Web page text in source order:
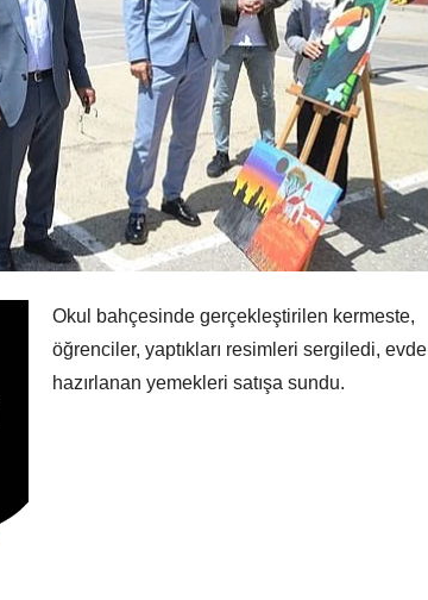
Okul bahçesinde gerçekleştirilen kermeste,
öğrenciler, yaptıkları resimleri sergiledi, evde
hazırlanan yemekleri satışa sundu.